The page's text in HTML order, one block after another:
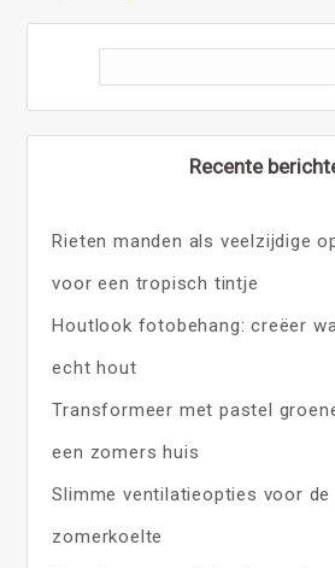
Recente
Rieten manden als veelzijdige
voor een tropisch tintje
Houtlook fotobehang: creëer
echt hout
Transformeer met pastel
een zomers huis
Slimme ventilatieopties voor de
zomerkoelte